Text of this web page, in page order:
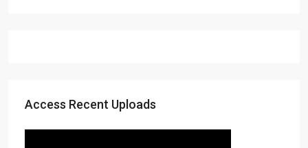
Access Recent Uploads